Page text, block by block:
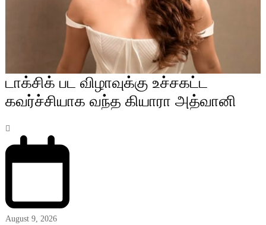
டாக்சிக் பட விழாவுக்கு உச்சகட்ட
கவர்ச்சியாக வந்த கியாரா அத்வானி
August 9, 2026